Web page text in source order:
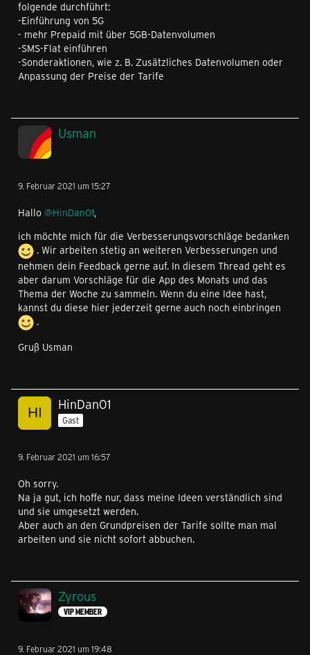
folgende durchführt:
-Einführung von 5G
- mehr Prepaid mit über 5GB-Datenvolumen
-SMS-Flat einführen
-Sonderaktionen, wie z. B. Zusätzliches Datenvolumen oder
Anpassung der Preise der Tarife
Usman
9. Februar 2021 um 15:27
Hallo @HinDan01,
ich möchte mich für die Verbesserungsvorschläge bedanken
. Wir arbeiten stetig an weiteren Verbesserungen und
nehmen dein Feedback gerne auf. In diesem Thread geht es
aber darum Vorschläge für die App des Monats und das
Thema der Woche zu sammeln. Wenn du eine Idee hast,
kannst du diese hier jederzeit gerne auch noch einbringen
.
Gruß Usman
HinDan01
Gast
9. Februar 2021 um 16:57
Oh sorry.
Na ja gut, ich hoffe nur, dass meine Ideen verständlich sind
und sie umgesetzt werden.
Aber auch an den Grundpreisen der Tarife sollte man mal
arbeiten und sie nicht sofort abbuchen.
Zyrous
VIP MEMBER
9. Februar 2021 um 19:48